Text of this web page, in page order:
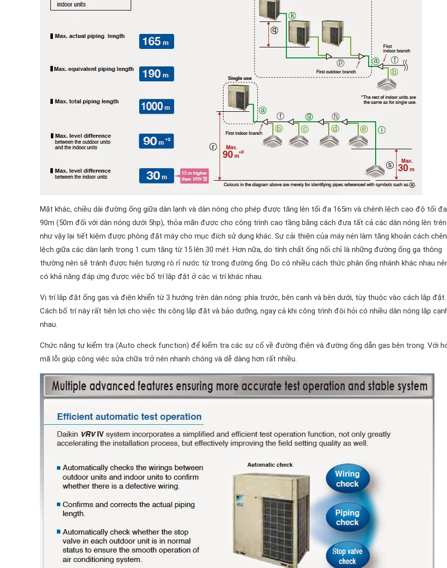
Mặt khác, chiều dài đường ống giữa dàn lạnh và dàn nóng cho phép được tăng lên tối đa 165m và chênh lệch cao độ tối
90m (50m đối với dàn nóng dưới 5hp), thỏa mãn được cho công trình cao tầng bằng cách đưa tất cả các dàn nóng lên
như vậy lại tiết kiệm được phòng đặt máy cho mục đích sử dụng khác. Sự cải thiện của máy nén làm tăng khoản cách
lệch giữa các dàn lạnh trong 1 cụm tăng từ 15 lên 30 mét. Hơn nữa, do tính chất ống nối chỉ là những đường ống ga thông
thường nên sẽ tránh được hiện tượng rò rỉ nước từ trong đường ống. Do có nhiều cách thức phân ống nhánh khác nhau
có khả năng đáp ứng được việc bố trí lắp đặt ở các vị trí khác nhau.
Vị trí lắp đặt ống gas và điện khiển từ 3 hướng trên dàn nóng: phía trước, bên cạnh và bên dưới, tùy thuộc vào cách lắp đặt.
Cách bố trí này rất tiện lợi cho việc thi công lắp đặt và bảo dưỡng, ngay cả khi công trình đòi hỏi có nhiều dàn nóng lắp
nhau.
Chức năng tự kiểm tra (Auto check function) để kiểm tra các sự cố về đường điện và đường ống dẫn gas bên trong. Với
mã lỗi giúp công việc sửa chữa trở nên nhanh chóng và dễ dàng hơn rất nhiều.